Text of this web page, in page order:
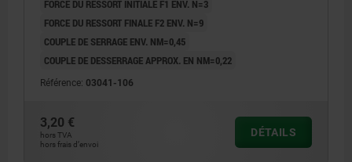
FORCE DU RESSORT INITIALE F1 ENV. N=3
FORCE DU RESSORT FINALE F2 ENV. N=9
COUPLE DE SERRAGE ENV. NM=0,45
COUPLE DE DESSERRAGE APPROX. EN NM=0,22
Référence: 03041-106
3,20 €
hors TVA
hors frais d’envoi
DÉTAILS